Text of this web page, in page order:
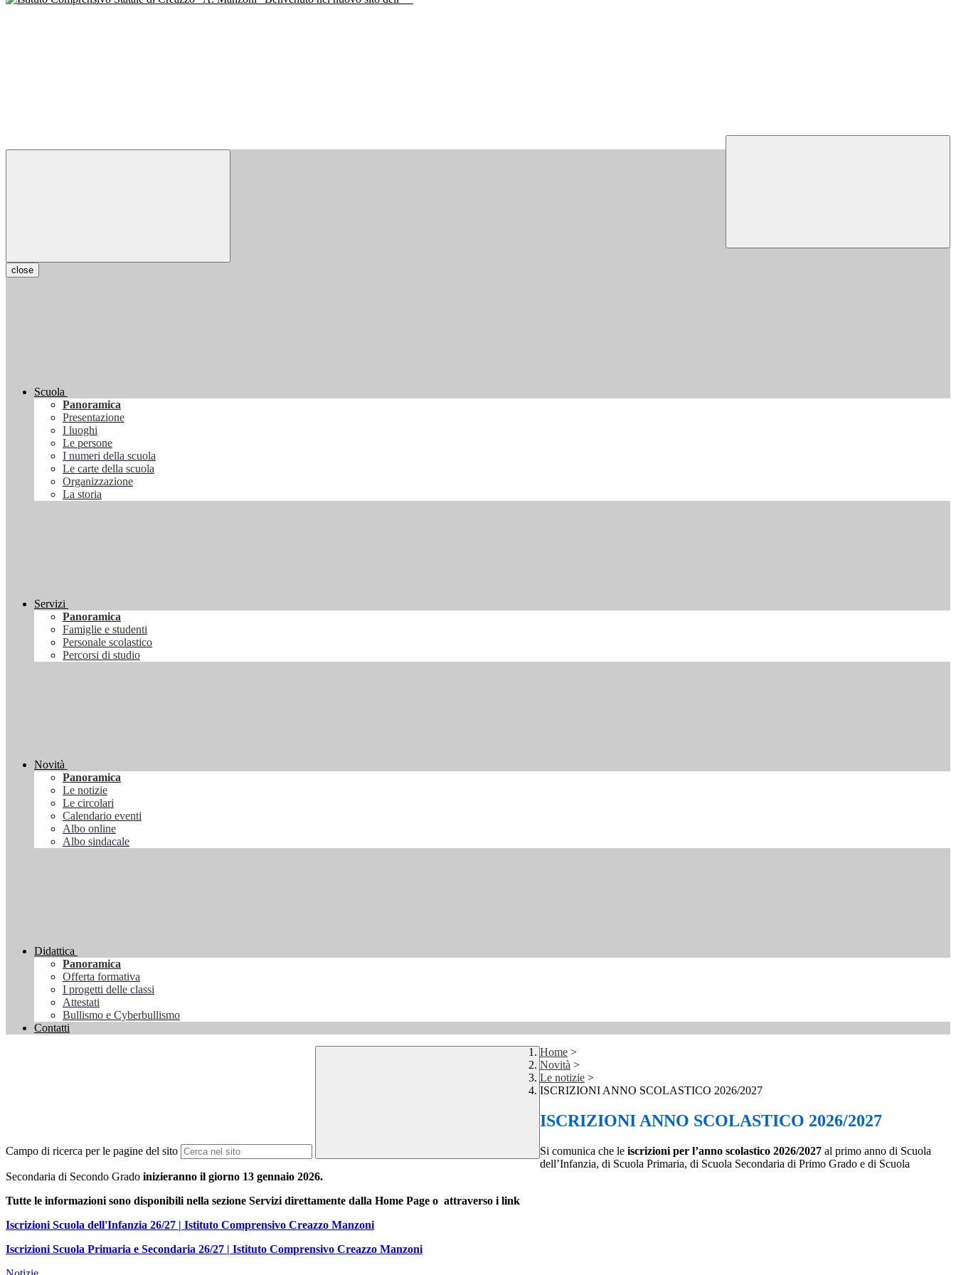
close
Scuola
Panoramica
Presentazione
I luoghi
Le persone
I numeri della scuola
Le carte della scuola
Organizzazione
La storia
Servizi
Panoramica
Famiglie e studenti
Personale scolastico
Percorsi di studio
Novità
Panoramica
Le notizie
Le circolari
Calendario eventi
Albo online
Albo sindacale
Didattica
Panoramica
Offerta formativa
I progetti delle classi
Attestati
Bullismo e Cyberbullismo
Contatti
Campo di ricerca per le pagine del sito
Home >
Novità >
Le notizie >
ISCRIZIONI ANNO SCOLASTICO 2026/2027
ISCRIZIONI ANNO SCOLASTICO 2026/2027
Si comunica che le iscrizioni per l’anno scolastico 2026/2027 al primo anno di Scuola
dell’Infanzia, di Scuola Primaria, di Scuola Secondaria di Primo Grado e di Scuola
Secondaria di Secondo Grado inizieranno il giorno 13 gennaio 2026.
Tutte le informazioni sono disponibili nella sezione Servizi direttamente dalla Home Page o attraverso i link
Iscrizioni Scuola dell'Infanzia 26/27 | Istituto Comprensivo Creazzo Manzoni
Iscrizioni Scuola Primaria e Secondaria 26/27 | Istituto Comprensivo Creazzo Manzoni